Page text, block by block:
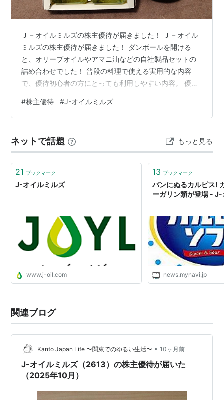
Ｊ－オイルミルズの株主優待が届きました！ Ｊ－オイル
ミルズの株主優待が届きました！ ダンボールを開ける
と、オリーブオイルやアマニ油などの自社製品セットの
詰め合わせでした！ 普段の料理で使える実用的な内容
で、優待初心者の方にとっても利用しやすい内容。 優待
が届く楽しさだけでなく、生活がちょっと豊かになる嬉
しさもあります。 Ｊ－オイルミルズの株主優待をレビュ
200株で自社製品3,000円相当がもらえる内容です。さら
に、600株以上で「自社製品」「オンラインショップク
ーポン」「寄付」から1点を選…
#株主優待 #J-オイルミルズ
ネットで話題 もっと見る
21 ブックマーク
J-オイルミルズ
www.j-oil.com
13 ブックマーク
パンにぬるカルピス!
ーガリン類が登場 -
news.mynavi.jp
関連ブログ
Kanto Japan Life 〜関東でのゆるい生活〜 • 10ヶ月前
J-オイルミルズ（2613）の株主優待が届いた
（2025年10月）